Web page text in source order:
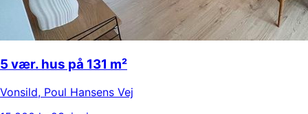
5 vær. hus på 131 m²
Vonsild, Poul Hansens Vej